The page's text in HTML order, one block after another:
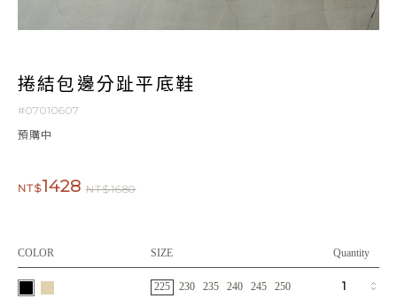
捲結包邊分趾平底鞋
#07010607
預購中
NT$1428 NT$1680
COLOR SIZE Quantity
225 230 235 240 245 250